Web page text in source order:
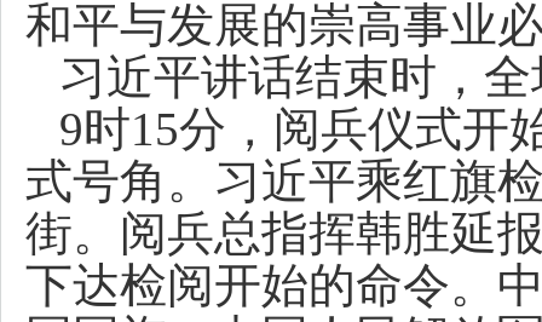
和平与发展的崇高事业
习近平讲话结束时，
9时15分，阅兵仪式开
式号角。习近平乘红旗
街。阅兵总指挥韩胜延
下达检阅开始的命令。